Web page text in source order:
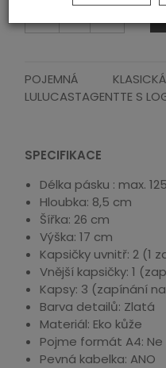
POJEMNÁ
LULUCASTAGENTTE S
SPECIFIKACE
Délka pásku : max.
Hloubka: 8,5 cm
Šířka: 26 cm
Výška: 17 cm
Kapsičky uvnitř: 2 (1
Vnější kapsičky: 1
Kapsy: 3 (zapínání
Barva detailů: Zlatá
Materiál: Eko kůže
Pojme formát A4: Ne
Pevná kabelka: ANO